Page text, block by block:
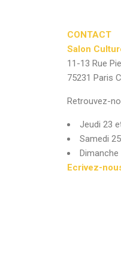
CONTACT
Salon
11-13 Rue
75231 Paris
Retrouvez-
Jeudi 23
Samedi
Ecrivez-nou